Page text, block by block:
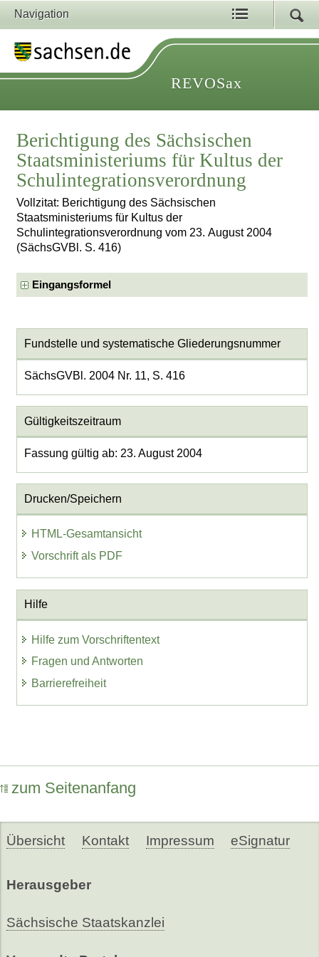
Navigation
REVOSax
Berichtigung des Sächsischen
Staatsministeriums für Kultus der
Schulintegrationsverordnung
Vollzitat: Berichtigung des Sächsischen
Staatsministeriums für Kultus der
Schulintegrationsverordnung vom 23. August 2004
(SächsGVBl. S. 416)
Eingangsformel
Fundstelle und systematische Gliederungsnummer
SächsGVBl. 2004 Nr. 11, S. 416
Gültigkeitszeitraum
Fassung gültig ab: 23. August 2004
Drucken/Speichern
HTML-Gesamtansicht
Vorschrift als PDF
Hilfe
Hilfe zum Vorschriftentext
Fragen und Antworten
Barrierefreiheit
zum Seitenanfang
Übersicht Kontakt Impressum eSignatur
Herausgeber
Sächsische Staatskanzlei